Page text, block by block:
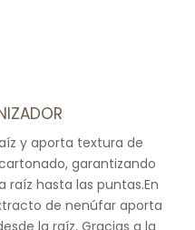
y aporta textura de
garantizando
raíz hasta las puntas.En
de nenúfar aporta
la raíz. Gracias a la